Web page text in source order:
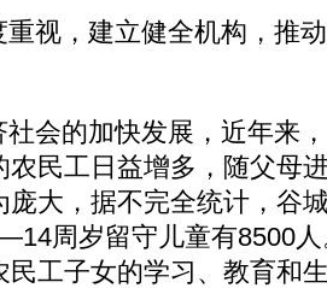
，建立健全机构，推动
的加快发展，近年来，
农民工日益增多，随父母
庞大，据不完全统计，谷
周岁留守儿童有8500
民工子女的学习、教育和